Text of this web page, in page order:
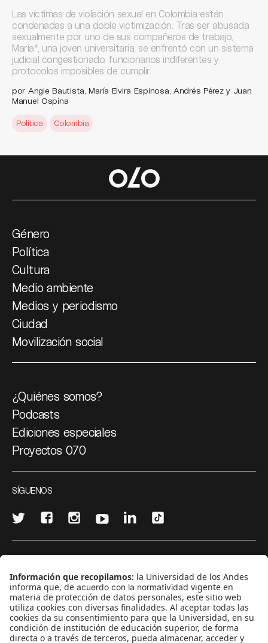
Las víctimas de violación sexual en Colombia están
condenadas a una doble victimización. Tras ser abusada
sexualmente por uno de sus compañeros de trabajo,
María*, una joven universitaria, se enfrentó con un sistema
judicial congestionado, funcionarios indiferentes y
protocolos imposibles de cumplir.
por Angie Bautista, María Elvira Espinosa, Andrés Pérez y Juan
Manuel Ospina
Política Colombia
Género
Política
Cultura
Medio ambiente
Medios y periodismo
Ciudad
Movilización social
¿Quiénes somos?
Podcasts
Ediciones especiales
Proyectos 070
SÍGUENOS
CONTÁCTANOS
cerosetenta@uniandes.edu.co
BOGOTÁ, COLOMBIA